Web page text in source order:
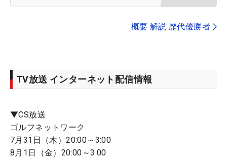
概要 解説 歴代優勝者
TV放送 インターネット配信情報
▼CS放送
ゴルフネットワーク
7月31日（木）20:00～3:00
8月1日（金）20:00～3:00